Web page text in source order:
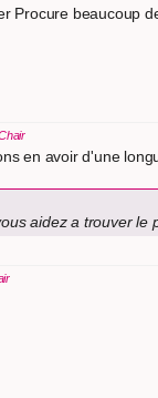
Procure beaucoup
en avoir d'une
aidez a trouver le